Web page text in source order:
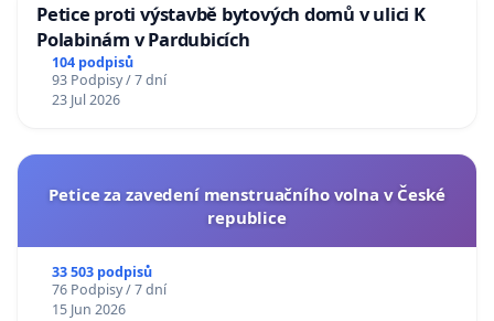
Petice proti výstavbě bytových domů v ulici K
Polabinám v Pardubicích
104 podpisů
93 Podpisy / 7 dní
23 Jul 2026
Petice za zavedení menstruačního volna v České
republice
33 503 podpisů
76 Podpisy / 7 dní
15 Jun 2026